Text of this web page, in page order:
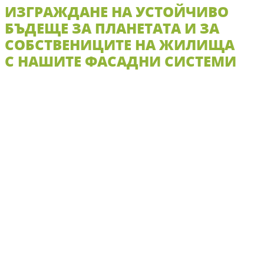
ИЗГРАЖДАНЕ НА УСТОЙЧИВО
БЪДЕЩЕ ЗА ПЛАНЕТАТА И ЗА
СОБСТВЕНИЦИТЕ НА ЖИЛИЩА
С НАШИТЕ ФАСАДНИ СИСТЕМИ